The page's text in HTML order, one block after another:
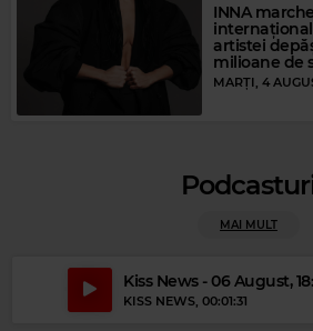
GEORGE MICHAEL–DIFERRENT CORNER
INNA
artistei
milioane de
MARȚI, 4
MAI MULT
Kiss News - 06 August,
KISS NEWS , 00:01:31